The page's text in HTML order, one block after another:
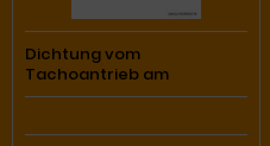
Dichtung vom
Tachoantrieb am
Verteilergetriebe 460/461